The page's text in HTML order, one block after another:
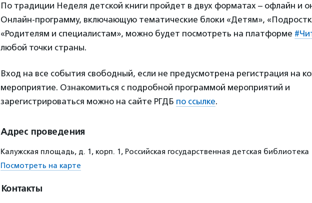
По традиции Неделя детской книги пройдет в двух форматах – офлайн и
Онлайн-программу, включающую тематические блоки «Детям»,
«Родителям и специалистам», можно будет посмотреть на платформе
любой точки страны.
Вход на все события свободный, если не предусмотрена регистрация на
мероприятие. Ознакомиться с подробной программой мероприятий и
зарегистрироваться можно на сайте РГДБ по ссылке.
Адрес проведения
Калужская площадь, д. 1, корп. 1, Российская государственная детская библиотека
Посмотреть на карте
Контакты